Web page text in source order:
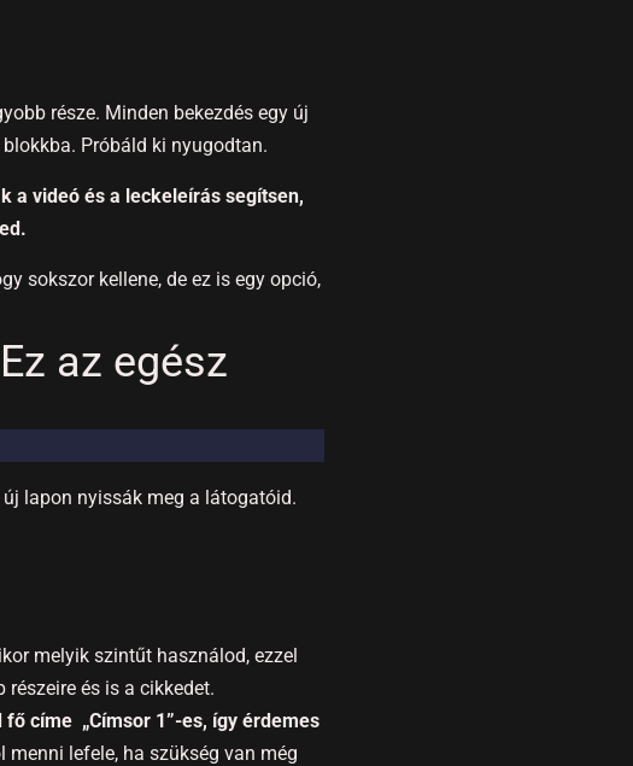
része. Minden bekezdés egy új
Próbáld ki nyugodtan.
a videó és a leckeleírás segítsen,
sokszor kellene, de ez is egy opció,
az egész
lapon nyissák meg a látogatóid.
melyik szintűt használod, ezzel
és is a cikkedet.
fő címe „Címsor 1”-es, így érdemes
menni lefele, ha szükség van még